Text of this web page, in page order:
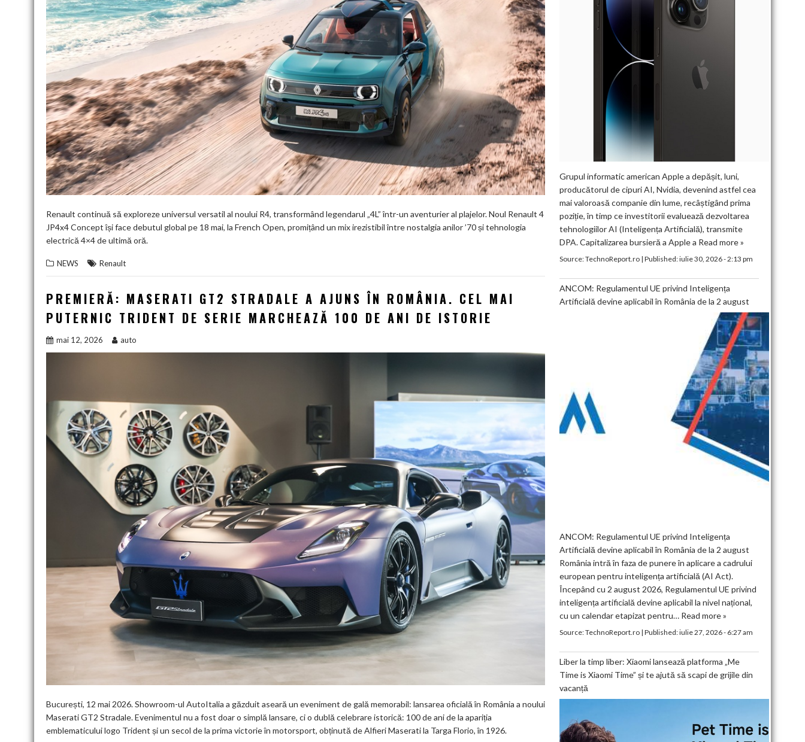
Renault continuă să exploreze universul versatil al noului R4, transformând legendarul „4L” într-un aventurier al plajelor. Noul Renault 4
JP4x4 Concept își face debutul global pe 18 mai, la French Open, promițând un mix irezistibil între nostalgia anilor ’70 și tehnologia
electrică 4×4 de ultimă oră.
NEWS Renault
PREMIERĂ: MASERATI GT2 STRADALE A AJUNS ÎN ROMÂNIA. CEL MAI
PUTERNIC TRIDENT DE SERIE MARCHEAZĂ 100 DE ANI DE ISTORIE
mai 12, 2026 auto
București, 12 mai 2026. Showroom-ul AutoItalia a găzduit aseară un eveniment de gală memorabil: lansarea oficială în România a noului
Maserati GT2 Stradale. Evenimentul nu a fost doar o simplă lansare, ci o dublă celebrare istorică: 100 de ani de la apariția
emblematicului logo Trident și un secol de la prima victorie în motorsport, obținută de Alfieri Maserati la Targa Florio, în 1926.
Grupul informatic american Apple a depășit, luni,
producătorul de cipuri AI, Nvidia, devenind astfel cea
mai valoroasă companie din lume, recâștigând prima
poziție, în timp ce investitorii evaluează dezvoltarea
tehnologiilor AI (Inteligența Artificială), transmite
DPA. Capitalizarea bursieră a Apple a Read more »
Source:TechnoReport.ro| Published:iulie 30, 2026 - 2:13 pm
ANCOM: Regulamentul UE privind Inteligența
Artificială devine aplicabil în România de la 2 august
ANCOM: Regulamentul UE privind Inteligența
Artificială devine aplicabil în România de la 2 august
România intră în faza de punere în aplicare a cadrului
european pentru inteligența artificială (AI Act).
Începând cu 2 august 2026, Regulamentul UE privind
inteligența artificială devine aplicabil la nivel național,
cu un calendar etapizat pentru… Read more »
Source:TechnoReport.ro| Published:iulie 27, 2026 - 6:27 am
Liber la timp liber: Xiaomi lansează platforma „Me
Time is Xiaomi Time” și te ajută să scapi de grijile din
vacanță